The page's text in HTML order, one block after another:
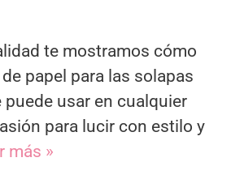
te mostramos cómo
papel para las solapas
puede usar en cualquier
para lucir con estilo y
más »